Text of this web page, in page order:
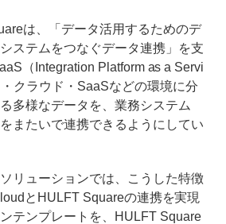
は、「データ活用するためのデ
ステムをつなぐデータ連携」を支
（Integration Platform as a Servi
クラウド・SaaSなどの環境に分
多様なデータを、業務システム
またいで連携できるようにしてい
リューションでは、こうした特徴
とHULFT Squareの連携を実現
テンプレートを、HULFT Square